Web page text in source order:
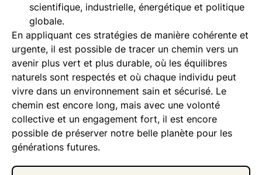
scientifique, industrielle, énergétique et politique
globale.
En appliquant ces stratégies de manière cohérente et
urgente, il est possible de tracer un chemin vers un
avenir plus vert et plus durable, où les équilibres
naturels sont respectés et où chaque individu peut
vivre dans un environnement sain et sécurisé. Le
chemin est encore long, mais avec une volonté
collective et un engagement fort, il est encore
possible de préserver notre belle planète pour les
générations futures.